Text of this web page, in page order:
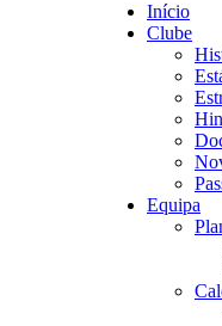
Início
Clube
Equipa